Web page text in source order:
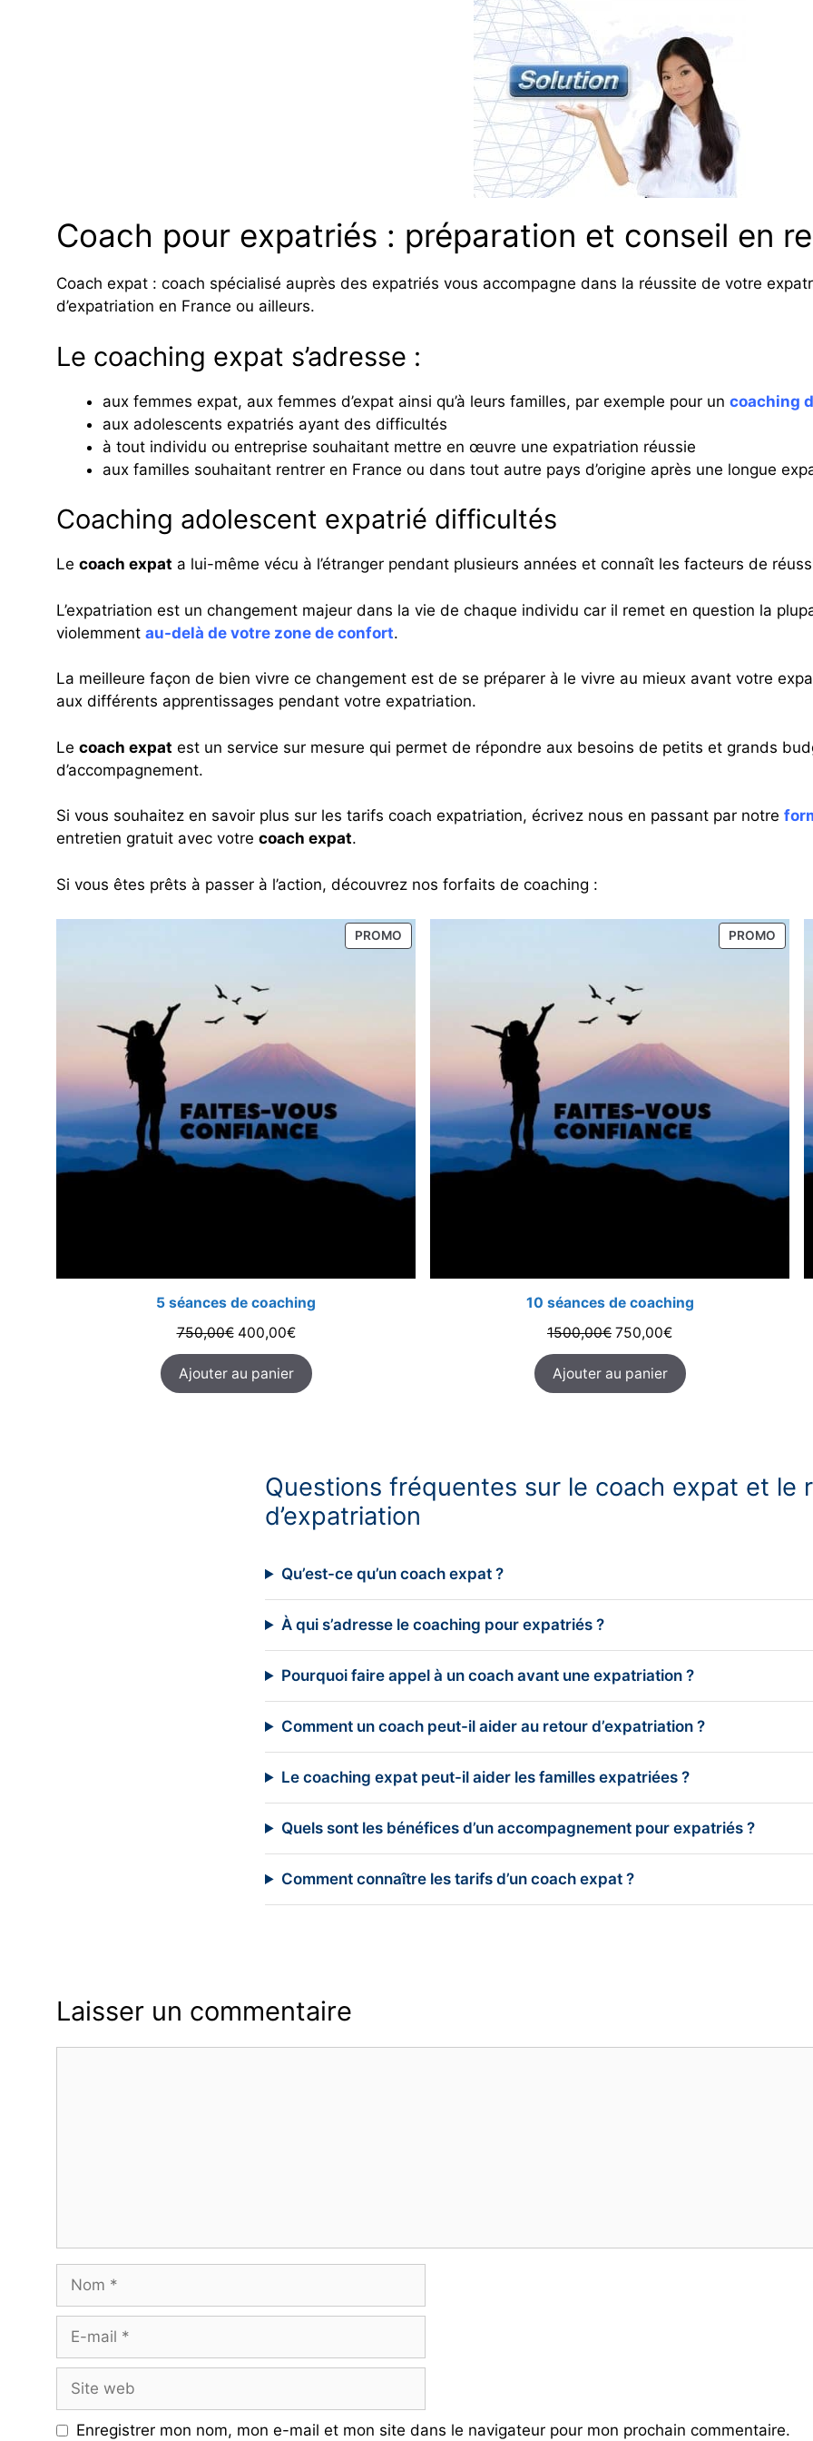
Coach pour expatriés : préparation et conseil en
Coach expat : coach spécialisé auprès des expatriés vous accompagne dans la réussite de votre
d’expatriation en France ou ailleurs.
Le coaching expat s’adresse :
aux femmes expat, aux femmes d’expat ainsi qu’à leurs familles, par exemple pour un coaching
aux adolescents expatriés ayant des difficultés
à tout individu ou entreprise souhaitant mettre en œuvre une expatriation réussie
aux familles souhaitant rentrer en France ou dans tout autre pays d’origine après une longue
Coaching adolescent expatrié difficultés
Le coach expat a lui-même vécu à l’étranger pendant plusieurs années et connaît les facteurs de
L’expatriation est un changement majeur dans la vie de chaque individu car il remet en question la
violemment au-delà de votre zone de confort.
La meilleure façon de bien vivre ce changement est de se préparer à le vivre au mieux avant votre
aux différents apprentissages pendant votre expatriation.
Le coach expat est un service sur mesure qui permet de répondre aux besoins de petits et grands
d’accompagnement.
Si vous souhaitez en savoir plus sur les tarifs coach expatriation, écrivez nous en passant par notre
entretien gratuit avec votre coach expat.
Si vous êtes prêts à passer à l’action, découvrez nos forfaits de coaching :
PROMOPRODUIT
EN
5 séances de coaching
750,00€ Le
prix
initial
était :
400,00€Le
prix
actuel
est :
Ajouter au panier
PROMO
EN
10 séances de coaching
1500,00€ Le
prix
initial
était :
750,00€Le
prix
actuel
est :
Ajouter au panier
Questions fréquentes sur le coach expat et le
d’expatriation
Qu’est-ce qu’un coach expat ?
À qui s’adresse le coaching pour expatriés ?
Pourquoi faire appel à un coach avant une expatriation ?
Comment un coach peut-il aider au retour d’expatriation ?
Le coaching expat peut-il aider les familles expatriées ?
Quels sont les bénéfices d’un accompagnement pour expatriés ?
Comment connaître les tarifs d’un coach expat ?
Laisser un commentaire
Nom
Site
web
Enregistrer mon nom, mon e-mail et mon site dans le navigateur pour mon prochain commentaire.